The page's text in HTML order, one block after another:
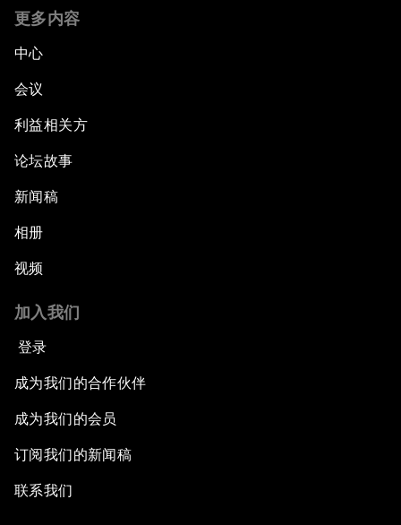
更多内容
中心
会议
利益相关方
论坛故事
新闻稿
相册
视频
加入我们
登录
成为我们的合作伙伴
成为我们的会员
订阅我们的新闻稿
联系我们